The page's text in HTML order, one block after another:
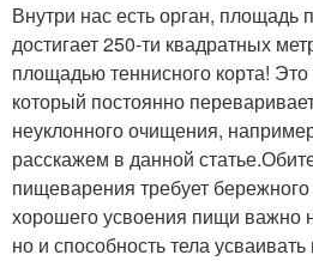
Внутри нас есть орган, площадь
достигает 250-ти квадратных
площадью теннисного корта! Это
который постоянно
неуклонного очищения,
расскажем в данной
пищеварения требует
хорошего усвоения пищи важно
но и способность тела